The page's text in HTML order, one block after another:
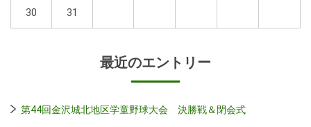
30 31
最近のエントリー
第44回金沢城北地区学童野球大会 決勝戦＆閉会式